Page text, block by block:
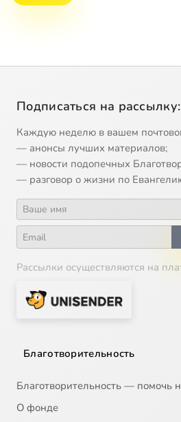
Подписаться на рассылку:
Каждую неделю в вашем
— анонсы лучших материалов;
— новости подопечных
— разговор о жизни по
Рассылки осуществляются на
Благотворительность
Благотворительность — помочь
О фонде